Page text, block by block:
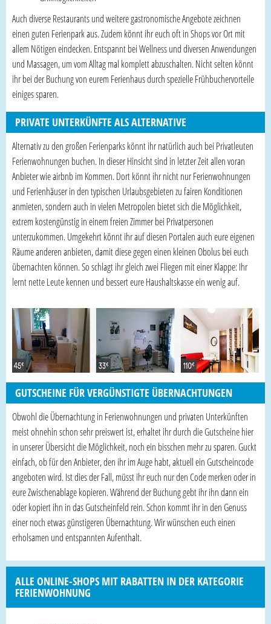
Auch diverse Restaurants und weitere gastronomische Angebote zeichnen
einen guten Ferienpark aus. Zudem könnt ihr euch oft in Shops vor Ort mit
allem Nötigen eindecken. Entspannt bei Wellness und diversen Anwendungen
und Massagen, um vom Alltag mal komplett abzuschalten. Nicht selten könnt
ihr bei der Buchung von eurem Ferienhaus durch spezielle Frühbuchervorteile
einiges sparen.
PRIVATE UNTERKÜNFTE ALS ALTERNATIVE
Alternativ zu den großen Ferienparks könnt ihr natürlich auch bei Privatleuten
Ferienwohnungen buchen. In dieser Hinsicht sind in letzter Zeit allen voran
Anbieter wie airbnb im Kommen. Dort könnt ihr nicht nur Ferienwohnungen
und Ferienhäuser in den typischen Urlaubsgebieten zu fairen Konditionen
anmieten, sondern auch in vielen Metropolen bietet sich die Möglichkeit,
extrem kostengünstig in einem freien Zimmer bei Privatpersonen
unterzukommen. Umgekehrt könnt ihr auf diesen Portalen auch eure eigenen
Räume anderen anbieten, damit diese gegen einen kleinen Obolus bei euch
übernachten können. So schlagt ihr gleich zwei Fliegen mit einer Klappe: Ihr
lernt nette Leute kennen und bessert eure Haushaltskasse ein wenig auf.
GUTSCHEINE FÜR VERGÜNSTIGTE ÜBERNACHTUNGEN
Obwohl die Übernachtung in Ferienwohnungen und privaten Unterkünften
meist ohnehin schon sehr preiswert ist, erhaltet ihr durch die Gutscheine hier
in unserer Übersicht die Möglichkeit, noch ein bisschen mehr zu sparen. Guckt
einfach, ob für den Anbieter, den ihr im Auge habt, aktuell ein Gutscheincode
angeboten wird. Ist dies der Fall, müsst ihr euch nur den Code merken oder in
eure Zwischenablage kopieren. Während der Buchung gebt ihr ihn dann ein
oder kopiert ihn in das Gutscheinfeld rein. Schon kommt ihr in den Genuss
einer noch etwas günstigeren Übernachtung. Wir wünschen euch einen
erholsamen und entspannten Aufenthalt.
ALLE ONLINE-SHOPS MIT RABATTEN IN DER KATEGORIE
FERIENWOHNUNG